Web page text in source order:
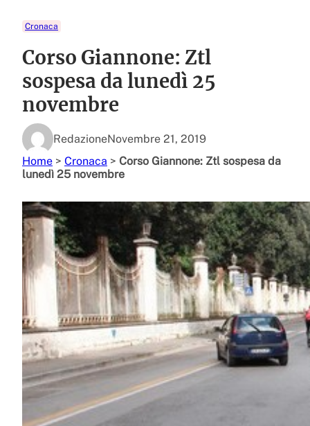
Cronaca
Corso Giannone: Ztl
sospesa da lunedì 25
novembre
RedazioneNovembre 21, 2019
Home > Cronaca > Corso Giannone: Ztl sospesa da
lunedì 25 novembre